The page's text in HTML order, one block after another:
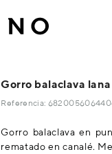
Gorro balaclava
Referencia:
Gorro balaclava en
rematado en canalé.